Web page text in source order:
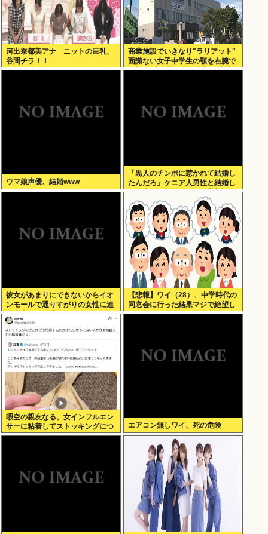
河出奈都美アナ ニットの巨乳、
谷間チラ！！
商業施設でいきなり"ラリアット"
面識ない女子中学生の顎を右腕で
殴打 22歳女性を暴行容疑で逮捕
ウマ娘声優、結婚www
「黒人のチンポに惹かれて結婚し
たんだろ」ケニア人男性と結婚し
た日本人女性（31）に”誹謗中
傷”殺到
彼女があまりにできないからイオ
ンモールで通りすがりの女性に連
絡先書いた紙渡すよ
【悲報】ワイ（28）、中学時代の
同窓会に行った結果マジで絶望し
てしまう・・・・・・理由がこち
暇空の親友なる、女インフルエン
サーに粘着してストッキングにつ
いて語りだし嫌儲卿として格を見
エアコン無しワイ、死の危険